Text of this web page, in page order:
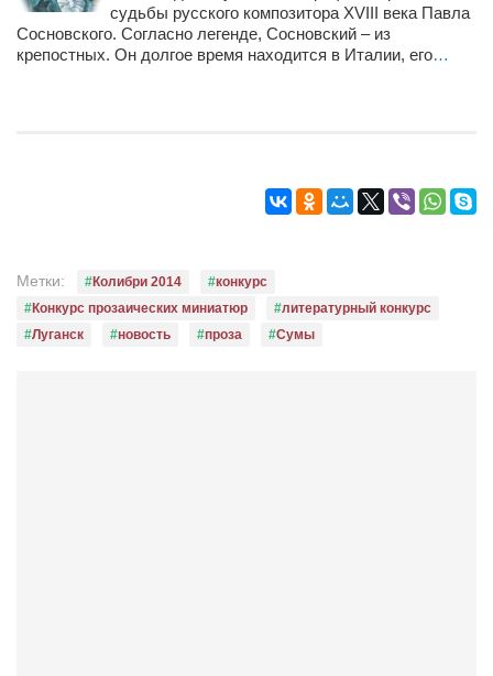
Режиссёры
Художники
Сергей Степанов
Анна Черненко
судьбы русского композитора XVIII века Павла
Сосновского. Согласно легенде, Сосновский – из
крепостных. Он долгое время находится в Италии, его…
Метки: Колибри 2014
конкурс
Конкурс прозаических миниатюр
литературный конкурс
Луганск
новость проза Сумы